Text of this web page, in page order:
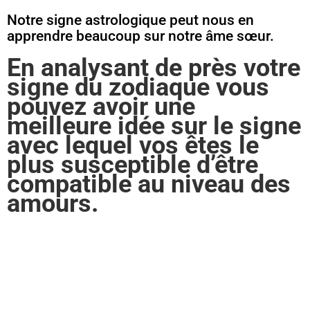
Notre signe astrologique peut nous en
apprendre beaucoup sur notre âme sœur.
En analysant de près votre
signe du zodiaque vous
pouvez avoir une
meilleure idée sur le signe
avec lequel vos êtes le
plus susceptible d’être
compatible au niveau des
amours.